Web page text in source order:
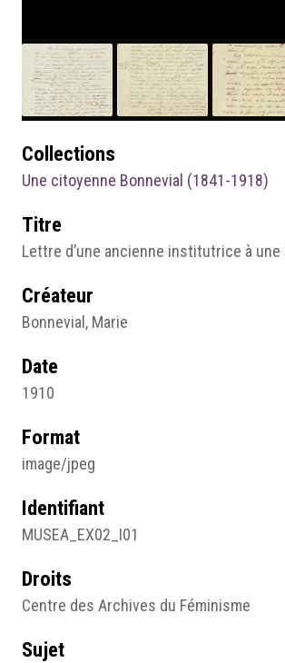
Collections
Une citoyenne Bonnevial (1841-1918)
Titre
Lettre d’une ancienne institutrice à
Créateur
Bonnevial, Marie
Date
1910
Format
image/jpeg
Identifiant
MUSEA_EX02_I01
Droits
Centre des Archives du Féminisme
Sujet